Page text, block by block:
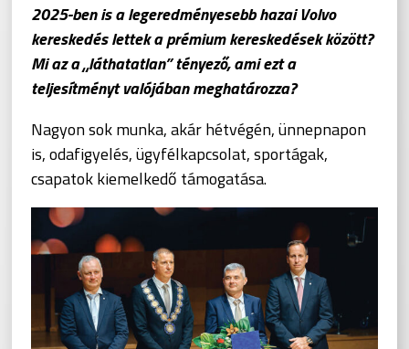
2025-ben is a legeredményesebb hazai Volvo
kereskedés lettek a prémium kereskedések között?
Mi az a „láthatatlan” tényező, ami ezt a
teljesítményt valójában meghatározza?
Nagyon sok munka, akár hétvégén, ünnepnapon
is, odafigyelés, ügyfélkapcsolat, sportágak,
csapatok kiemelkedő támogatása.